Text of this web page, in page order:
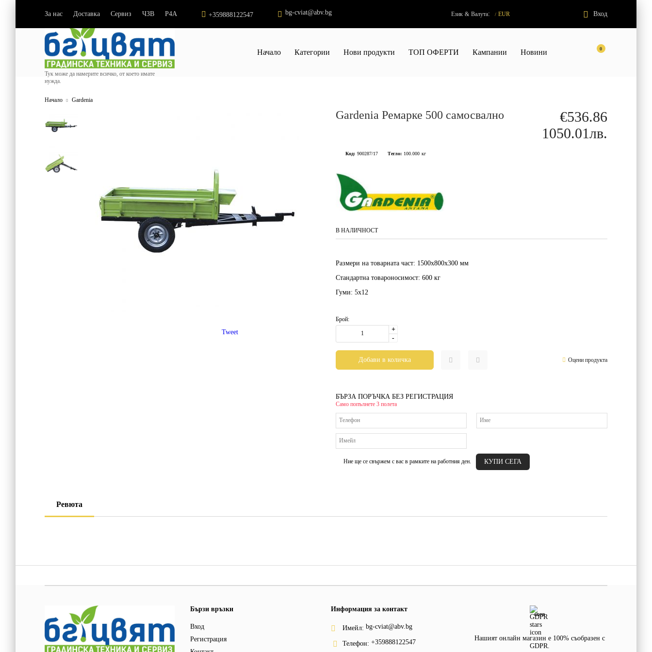
За нас Доставка Сервиз ЧЗВ P4A +359888122547 bg-cviat@abv.bg Език & Валута: / EUR Вход
Тук може да намерите всичко, от което имате
нужда.
0
Начало Категории Нови продукти ТОП ОФЕРТИ Кампании Новини
Начало Gardenia
Tweet
Gardenia Ремарке 500 самосвално
€536.86
1050.01лв.
Код: 900287/17 Тегло: 100.000 кг
В НАЛИЧНОСТ
Размери на товарната част: 1500х800х300 мм
Стандартна товароносимост: 600 кг
Гуми: 5x12
Брой:
+
-
Оцени продукта
БЪРЗА ПОРЪЧКА БЕЗ РЕГИСТРАЦИЯ
Само попълнете 3 полета
Ние ще се свържем с вас в рамките на работния ден.
Ревюта
Бързи връзки
Вход
Регистрация
Информация за контакт
Имейл: bg-cviat@abv.bg
Телефон: +359888122547
GDPR
Нашият онлайн магазин е 100% съобразен с
GDPR.